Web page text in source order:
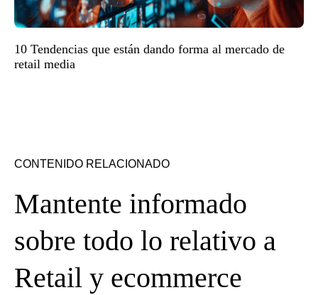
10 Tendencias que están dando forma al mercado de
retail media
CONTENIDO RELACIONADO
Mantente informado
sobre todo lo relativo a
Retail y ecommerce